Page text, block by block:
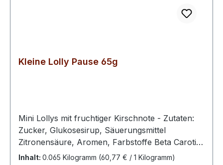
Kleine Lolly Pause 65g
Mini Lollys mit fruchtiger Kirschnote - Zutaten:
Zucker, Glukosesirup, Säuerungsmittel
Zitronensäure, Aromen, Farbstoffe Beta Carotin,
Anthocyane (pflanzlich)100 g enthalten
Inhalt: 0.065 Kilogramm (60,77 € / 1 Kilogramm)